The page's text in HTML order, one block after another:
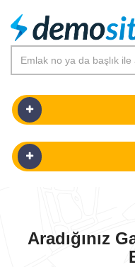
Aradığınız